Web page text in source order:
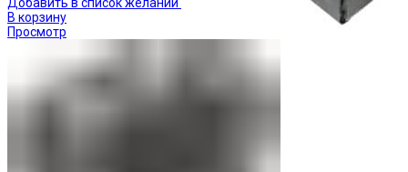
В корзину
Просмотр